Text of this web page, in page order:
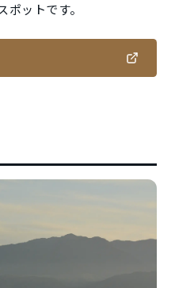
ットです。